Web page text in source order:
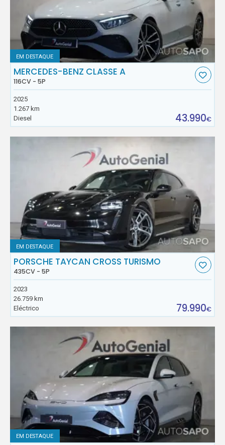
EM DESTAQUE
MERCEDES-BENZ CLASSE A
116CV - 5P
2025
1.267 km
Diesel
43.990€
EM DESTAQUE
PORSCHE TAYCAN CROSS TURISMO
435CV - 5P
2023
26.759 km
Eléctrico
79.990€
EM DESTAQUE